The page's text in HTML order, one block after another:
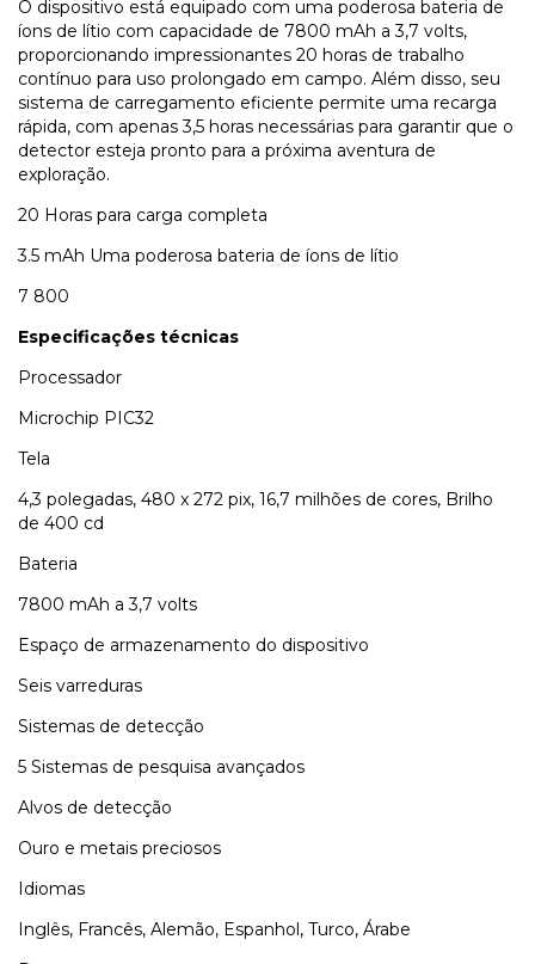
O dispositivo está equipado com uma poderosa bateria de
íons de lítio com capacidade de 7800 mAh a 3,7 volts,
proporcionando impressionantes 20 horas de trabalho
contínuo para uso prolongado em campo. Além disso, seu
sistema de carregamento eficiente permite uma recarga
rápida, com apenas 3,5 horas necessárias para garantir que o
detector esteja pronto para a próxima aventura de
exploração.
20 Horas para carga completa
3.5 mAh Uma poderosa bateria de íons de lítio
7 800
Especificações técnicas
Processador
Microchip PIC32
Tela
4,3 polegadas, 480 x 272 pix, 16,7 milhões de cores, Brilho
de 400 cd
Bateria
7800 mAh a 3,7 volts
Espaço de armazenamento do dispositivo
Seis varreduras
Sistemas de detecção
5 Sistemas de pesquisa avançados
Alvos de detecção
Ouro e metais preciosos
Idiomas
Inglês, Francês, Alemão, Espanhol, Turco, Árabe